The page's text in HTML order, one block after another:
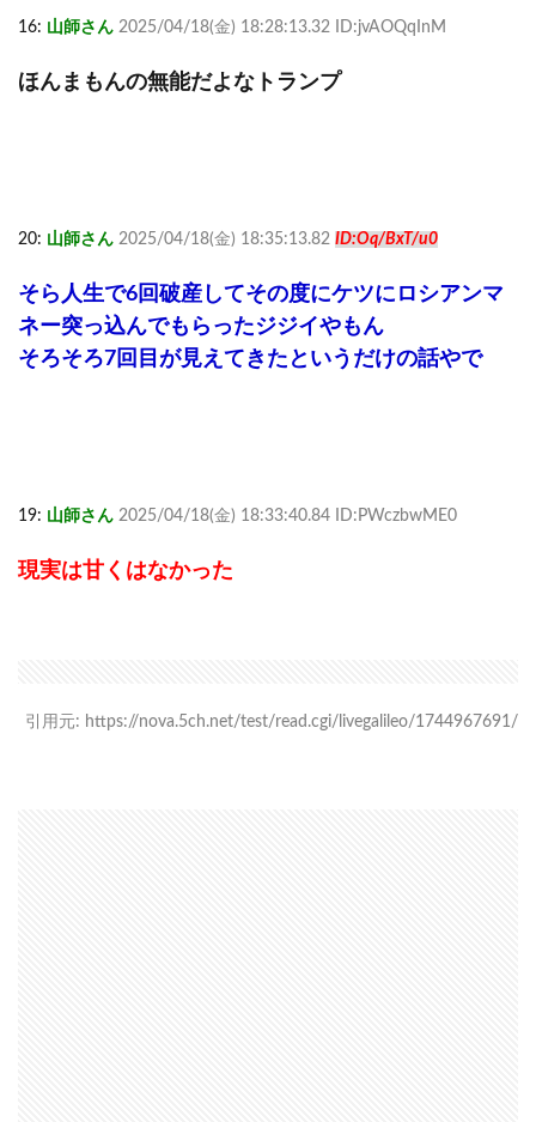
16: 山師さん 2025/04/18(金) 18:28:13.32 ID:jvAOQqInM
ほんまもんの無能だよなトランプ
20: 山師さん 2025/04/18(金) 18:35:13.82 ID:Oq/BxT/u0
そら人生で6回破産してその度にケツにロシアンマ
ネー突っ込んでもらったジジイやもん
そろそろ7回目が見えてきたというだけの話やで
19: 山師さん 2025/04/18(金) 18:33:40.84 ID:PWczbwME0
現実は甘くはなかった
引用元: https://nova.5ch.net/test/read.cgi/livegalileo/1744967691/